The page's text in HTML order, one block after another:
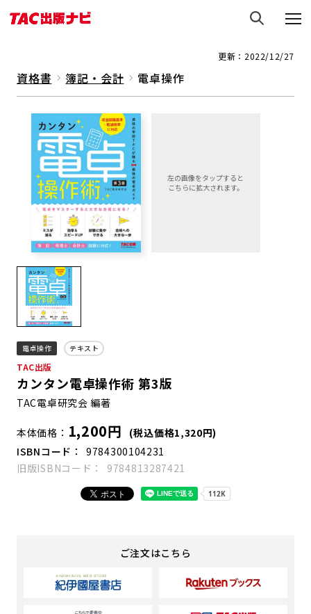
更新：2022/12/27
資格書 簿記・会計 電卓操作
電卓操作 テキスト
TAC出版
カンタン電卓操作術 第3版
TAC電卓研究会 編著
本体価格 1,200円
(税込価格1,320円)
ISBNコード
9784300104231
旧版ISBNコード
9784813287421
ご注文はこちら